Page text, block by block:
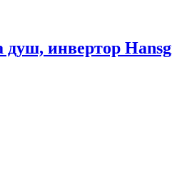
инвертор